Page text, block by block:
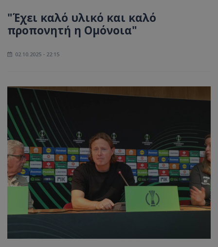
"Έχει καλό υλικό και καλό
προπονητή η Ομόνοια"
02.10.2025 - 22:15